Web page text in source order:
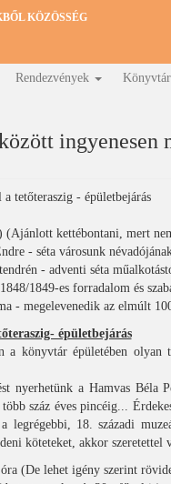
KÖZÖSSÉG
Rendezvények
ingyenesen
tetőteraszig - épületbejárás
kettébontani, mert
- séta városunk
- adventi séta
1849-es forradalom és
- megelevenedik az elmúlt
épületbejárás
a könyvtár épületében
nyerhetünk a Hamvas
száz éves pincéig...
legrégebbi, 18. századi
köteteket, akkor szeretettel
(De lehet igény szerint